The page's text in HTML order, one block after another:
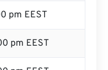
pm EEST
pm EEST